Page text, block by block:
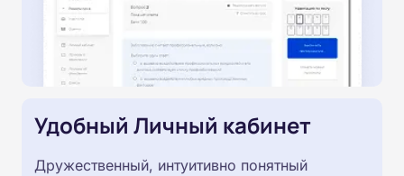
Удобный Личный кабинет
Дружественный, интуитивно понятный